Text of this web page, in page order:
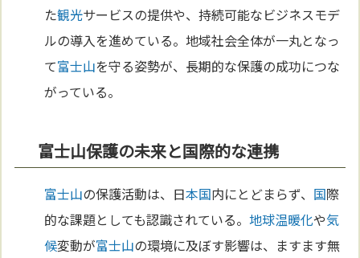
た観光サービスの提供や、持続可能なビジネスモデ
ルの導入を進めている。地域社会全体が一丸となっ
て富士山を守る姿勢が、長期的な保護の成功につな
がっている。
富士山保護の未来と国際的な連携
富士山の保護活動は、日本国内にとどまらず、 国際
的な課題としても認識されている。地球温暖化や気
候変動が富士山の環境に及ぼす影響は、ますます無